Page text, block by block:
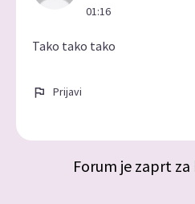
01:16
Tako tako tako
Prijavi
Forum je zaprt